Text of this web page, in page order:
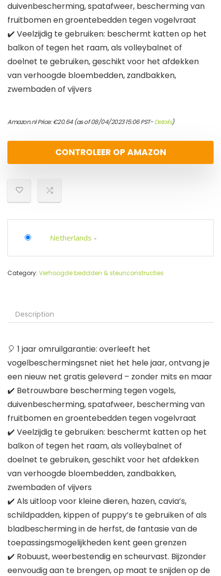
duivenbescherming, spatafweer, bescherming van
fruitbomen en groentebedden tegen vogelvraat
✔️ Veelzijdig te gebruiken: beschermt katten op het
balkon of tegen het raam, als volleybalnet of
doelnet te gebruiken, geschikt voor het afdekken
van verhoogde bloembedden, zandbakken,
zwembaden of vijvers
Amazon.nl Price:€20.64(as of 08/04/2023 15:06 PST-Details)
CONTROLEER OP AMAZON
Netherlands -
Category: Verhoogde beddden & steunconstructies
Description
🎈 1 jaar omruilgarantie: overleeft het
vogelbeschermingsnet niet het hele jaar, ontvang je
een nieuw net gratis geleverd – zonder mits en maar
✔️ Betrouwbare bescherming tegen vogels,
duivenbescherming, spatafweer, bescherming van
fruitbomen en groentebedden tegen vogelvraat
✔️ Veelzijdig te gebruiken: beschermt katten op het
balkon of tegen het raam, als volleybalnet of
doelnet te gebruiken, geschikt voor het afdekken
van verhoogde bloembedden, zandbakken,
zwembaden of vijvers
✔️ Als uitloop voor kleine dieren, hazen, cavia’s,
schildpadden, kippen of puppy’s te gebruiken of als
bladbescherming in de herfst, de fantasie van de
toepassingsmogelijkheden kent geen grenzen
✔️ Robuust, weerbestendig en scheurvast. Bijzonder
eenvoudig aan te brengen, op maat te snijden op de